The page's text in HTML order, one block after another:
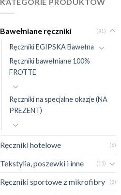
Bawełniane ręczniki (91)
Ręczniki EGIPSKA Bawełna
Ręczniki bawełniane 100%
FROTTE
Ręczniki na specjalne okazje (NA
PREZENT)
Ręczniki hotelowe (6)
Tekstylia, poszewki i inne (15)
Ręczniki sportowe z mikrofibry (3)